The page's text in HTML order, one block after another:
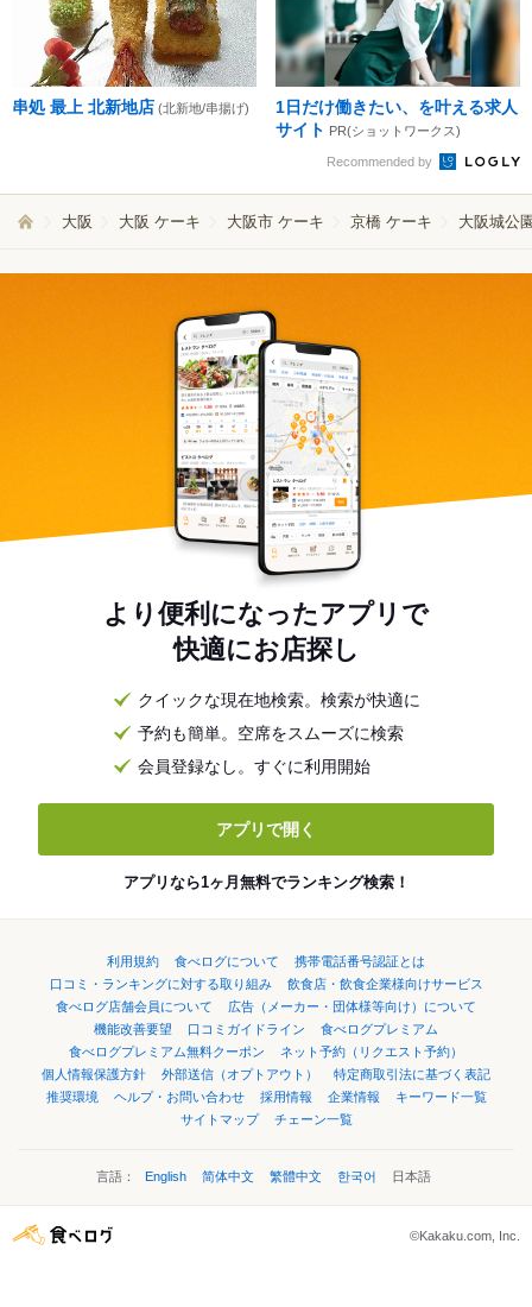
串処 最上 北新地店 (北新地/串揚げ)
1日だけ働きたい、を叶える求人
サイト PR(ショットワークス)
Recommended by
大阪 大阪 ケーキ 大阪市 ケーキ 京橋 ケーキ 大阪城公
より便利になったアプリで
快適にお店探し
クイックな現在地検索。検索が快適に
予約も簡単。空席をスムーズに検索
会員登録なし。すぐに利用開始
アプリで開く
アプリなら1ヶ月無料でランキング検索！
利用規約 食べログについて
携帯電話番号認証とは
口コミ・ランキングに対する取り組み
飲食店・飲食企業様向けサービス
食べログ店舗会員について
広告（メーカー・団体様等向け）について
機能改善要望
口コミガイドライン
食べログプレミアム
食べログプレミアム無料クーポン
ネット予約（リクエスト予約）
個人情報保護方針
外部送信（オプトアウト）
特定商取引法に基づく表記
推奨環境
ヘルプ・お問い合わせ 採用情報 企業情報
キーワード一覧
サイトマップ
チェーン一覧
言語： English 简体中文 繁體中文 한국어 日本語
©Kakaku.com, Inc.